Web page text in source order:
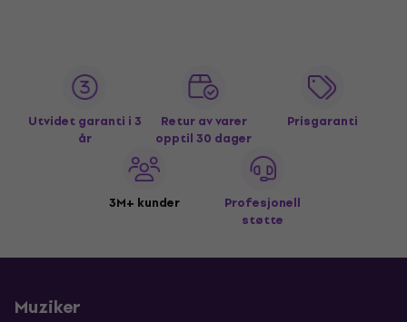
Utvidet garanti i 3
år
Retur av varer
opptil 30 dager
Prisgaranti
3M+ kunder
Profesjonell
støtte
Muziker